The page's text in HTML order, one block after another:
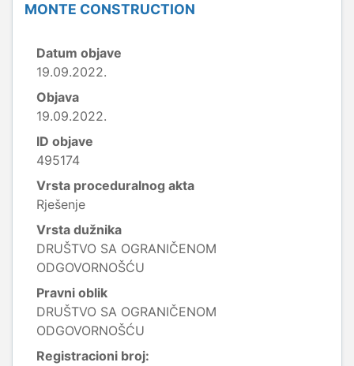
MONTE CONSTRUCTION
Datum objave
19.09.2022.
Objava
19.09.2022.
ID objave
495174
Vrsta proceduralnog akta
Rješenje
Vrsta dužnika
DRUŠTVO SA OGRANIČENOM
ODGOVORNOŠĆU
Pravni oblik
DRUŠTVO SA OGRANIČENOM
ODGOVORNOŠĆU
Registracioni broj: